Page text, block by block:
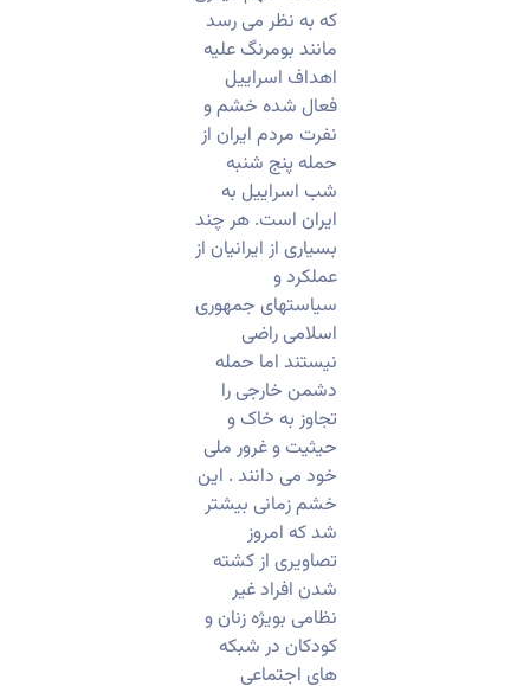
که به نظر می رسد
مانند بومرنگ علیه
اهداف اسراییل
فعال شده خشم و
نفرت مردم ایران از
حمله پنج شنبه
شب اسراییل به
ایران است. هر چند
بسیاری از ایرانیان از
عملکرد و
سیاستهای جمهوری
اسلامی راضی
نیستند اما حمله
دشمن خارجی را
تجاوز به خاک و
حیثیت و غرور ملی
خود می دانند . این
خشم زمانی بیشتر
شد که امروز
تصاویری از کشته
شدن افراد غیر
نظامی بویژه زنان و
کودکان در شبکه
های اجتماعی